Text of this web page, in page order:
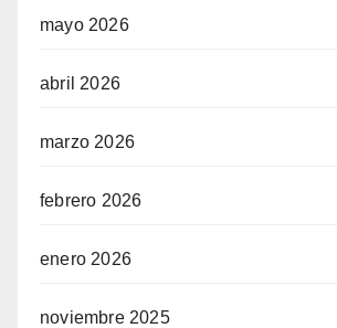
mayo 2026
abril 2026
marzo 2026
febrero 2026
enero 2026
noviembre 2025